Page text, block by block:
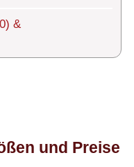
&
und Preise